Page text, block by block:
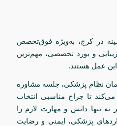
در کرج، به‌ویژه فوق‌تخصص
و بورد تخصصی، مهم‌ترین
این عمل هستند.
نظام پزشکی، جلسه مشاوره
تا جراح مناسبی انتخاب
نه تنها دانش و مهارت لازم را
پزشکی، ایمنی و رضایت